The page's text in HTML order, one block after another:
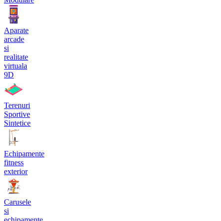
Aparate
arcade
si
realitate
virtuala
9D
Terenuri
Sportive
Sintetice
Echipamente
fitness
exterior
Carusele
si